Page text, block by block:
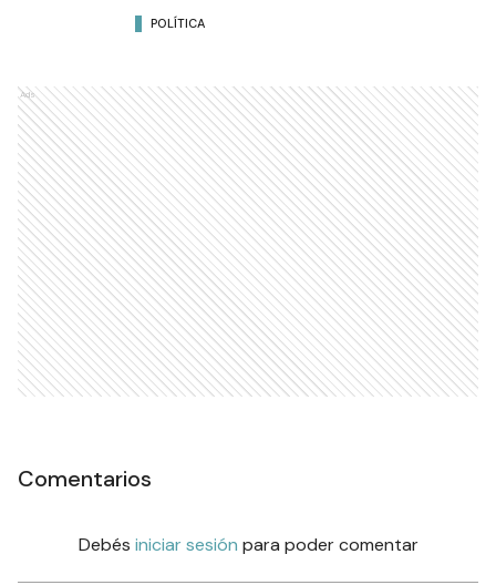
POLÍTICA
Ads
Comentarios
Debés iniciar sesión para poder comentar